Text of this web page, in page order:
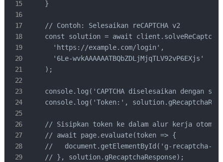
    }
    // Contoh: Selesaikan reCAPTCHA v2
const solution = await
      'https://example.com/login',
      '6Le-wvkAAAAAATBQbZDLjMjqTLV92vP6EXjs'
    );
console.log('CAPTCHA diselesaikan dengan
console.log('Token:',
// Sisipkan token ke dalam alur kerja
    // await page.evaluate(token => {
//   document.getElementById('g-recaptcha-
    // }, solution.gRecaptchaResponse);